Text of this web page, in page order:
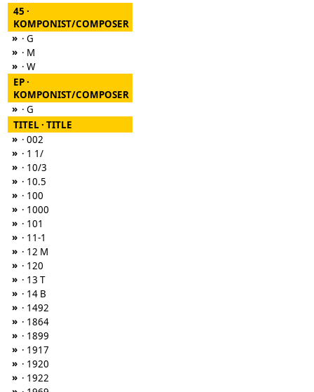
45 ·
KOMPONIST/COMPOSER
» · G
» · M
» · W
EP ·
KOMPONIST/COMPOSER
» · G
TITEL · TITLE
» · 002
» · 1 1/
» · 10/3
» · 10.5
» · 100
» · 1000
» · 101
» · 11-1
» · 12 M
» · 120
» · 13 T
» · 14 B
» · 1492
» · 1864
» · 1899
» · 1917
» · 1920
» · 1922